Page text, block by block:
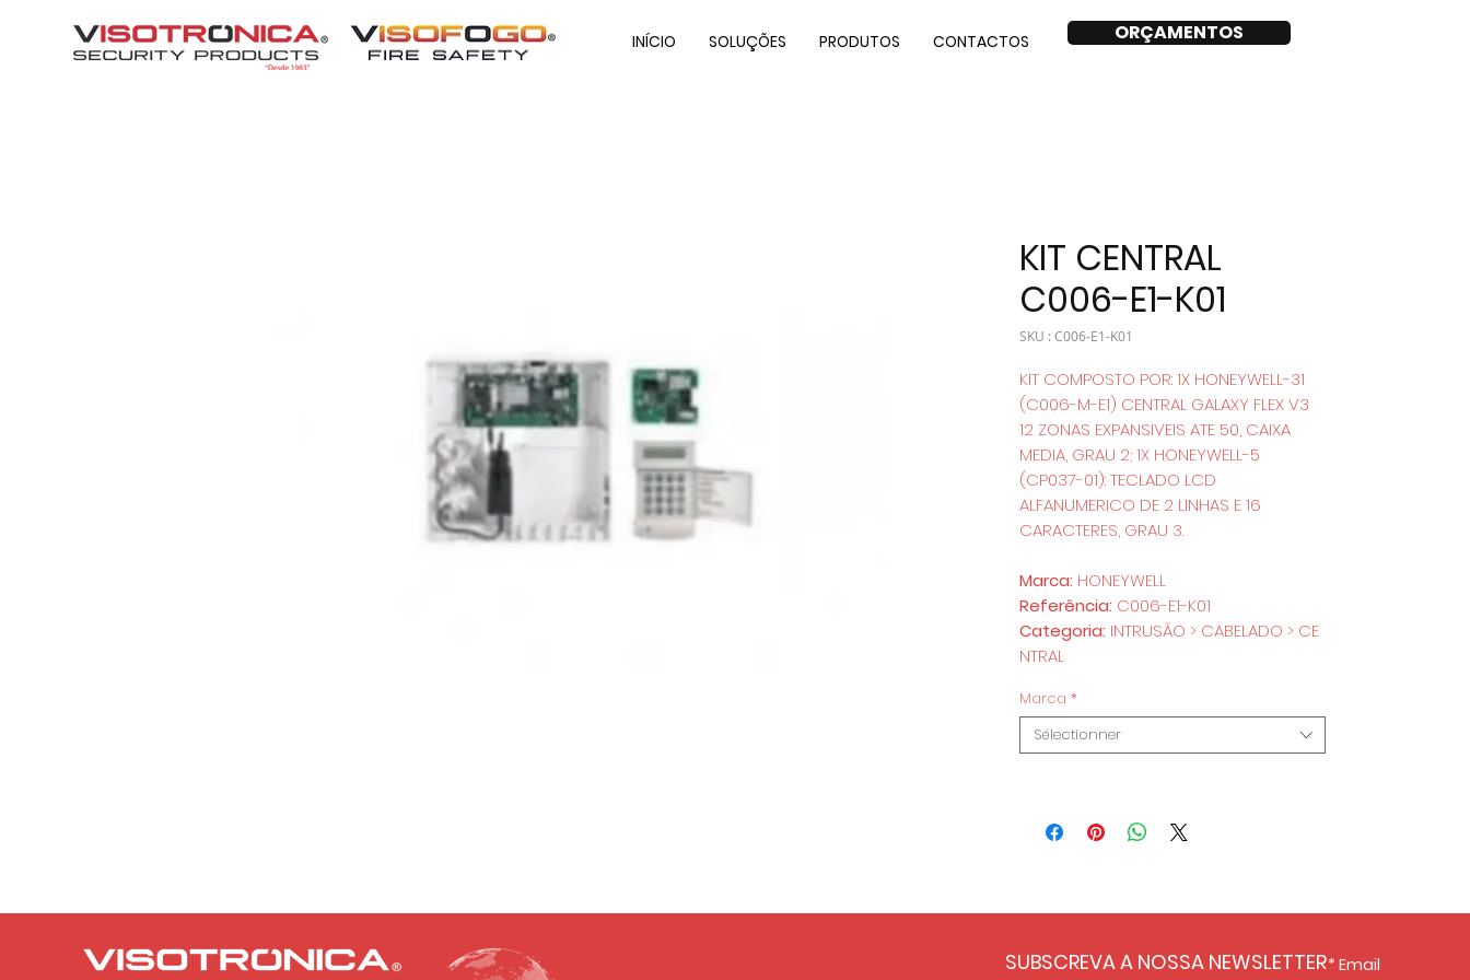
INÍCIO SOLUÇÕES PRODUTOS CONTACTOS ORÇAMENTOS
KIT CENTRAL
C006-E1-K01
SKU : C006-E1-K01
KIT COMPOSTO POR: 1X HONEYWELL-31
(C006-M-E1) CENTRAL GALAXY FLEX V3
12 ZONAS EXPANSIVEIS ATE 50, CAIXA
MEDIA, GRAU 2; 1X HONEYWELL-5
(CP037-01): TECLADO LCD
ALFANUMERICO DE 2 LINHAS E 16
CARACTERES, GRAU 3.
Marca: HONEYWELL
Referência: C006-E1-K01
Categoria: INTRUSÃO > CABELADO > CE
NTRAL
Marca *
Sélectionner
SUBSCREVA A NOSSA NEWSLETTER Email